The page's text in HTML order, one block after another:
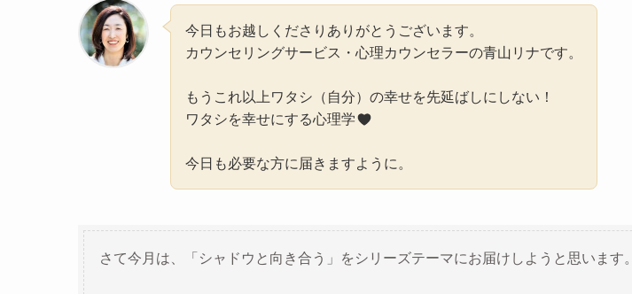
今日もお越しくださりありがとうございます。
カウンセリングサービス・心理カウンセラーの青山リナです。
もうこれ以上ワタシ（自分）の幸せを先延ばしにしない！
ワタシを幸せにする心理学
今日も必要な方に届きますように。
さて今月は、「シャドウと向き合う」をシリーズテーマにお届けしようと思います。